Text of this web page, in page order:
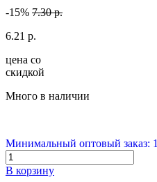
-15% 7.30 р.
6.21 р.
цена со
скидкой
Много в наличии
Минимальный оптовый заказ: 1
В корзину